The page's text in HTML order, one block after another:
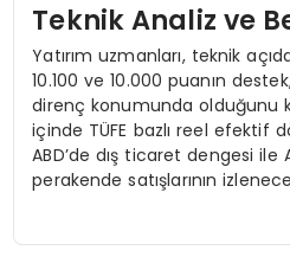
Teknik Analiz ve
Yatırım uzmanları, teknik
10.100 ve 10.000 puanın
direnç konumunda olduğunu
içinde TÜFE bazlı reel efektif
ABD’de dış ticaret dengesi ile
perakende satışlarının